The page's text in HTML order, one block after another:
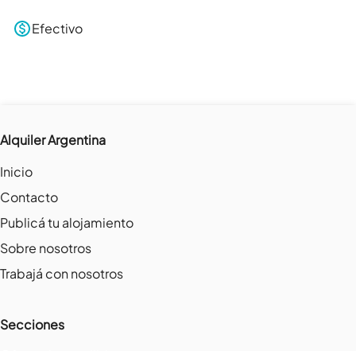
Efectivo
Alquiler Argentina
Inicio
Contacto
Publicá tu alojamiento
Sobre nosotros
Trabajá con nosotros
Secciones